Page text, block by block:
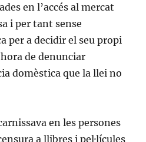
en l’accés al mercat
i per tant sense
per a decidir el seu propi
de denunciar
domèstica que la llei no
en les persones
a llibres i pel·lícules